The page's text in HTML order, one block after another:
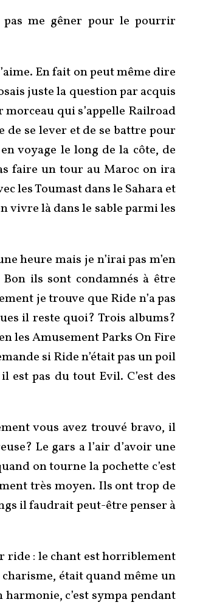
pas me gêner pour le pourrir
En fait on peut même dire
juste la question par acquis
morceau qui s’appelle Railroad
de se lever et de se battre pour
voyage le long de la côte, de
faire un tour au Maroc on ira
les Toumast dans le Sahara et
vivre là dans le sable parmi les
heure mais je n’irai pas m’en
ils sont condamnés à être
je trouve que Ride n’a pas
il reste quoi? Trois albums?
les Amusement Parks On Fire
si Ride n’était pas un poil
est pas du tout Evil. C’est des
vous avez trouvé bravo, il
Le gars a l’air d’avoir une
on tourne la pochette c’est
très moyen. Ils ont trop de
il faudrait peut-être penser à
ride : le chant est horriblement
était quand même un
c’est sympa pendant